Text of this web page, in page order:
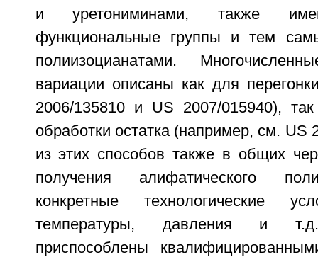
и уретониминами, также
функциональные группы и тем
полиизоцианатами.
вариации описаны как для
2006/135810 и US 2007/015940),
обработки остатка (например, см. US
из этих способов также в общих
получения алифатического
конкретные технологические
температуры, давления и
приспособлены